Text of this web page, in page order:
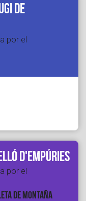
de
por el
d'Empúries
por el
DE MONTAÑA